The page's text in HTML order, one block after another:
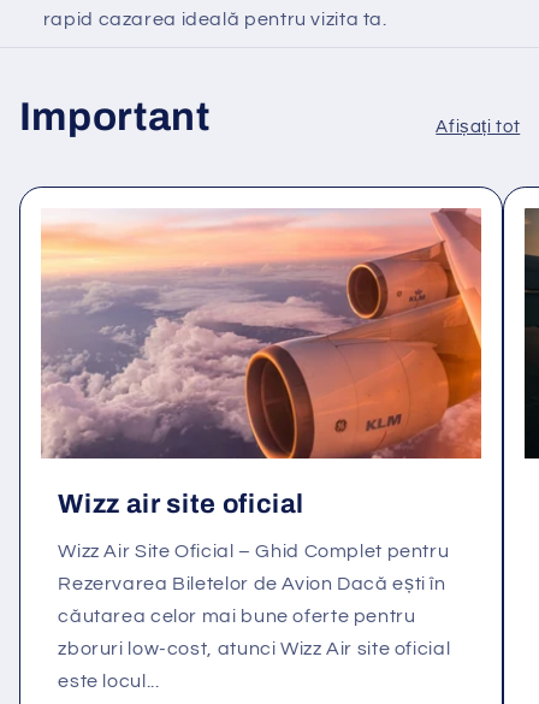
rapid cazarea ideală pentru vizita ta.
Important Afișați tot
Wizz air site oficial
Wizz Air Site Oficial – Ghid Complet pentru
Rezervarea Biletelor de Avion Dacă ești în
căutarea celor mai bune oferte pentru
zboruri low-cost, atunci Wizz Air site oficial
este locul...